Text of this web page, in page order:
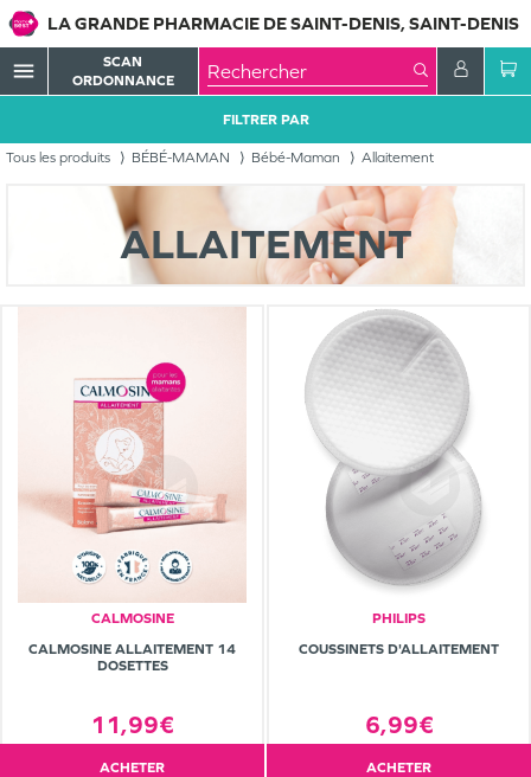
LA GRANDE PHARMACIE DE SAINT-DENIS, SAINT-DENIS
menu
SCAN
ORDONNANCE
Tous les produits BÉBÉ-MAMAN Bébé-Maman Allaitement
FILTRER PAR
ALLAITEMENT
CALMOSINE
CALMOSINE ALLAITEMENT 14
DOSETTES
11,99€
ACHETER
PHILIPS
COUSSINETS D'ALLAITEMENT
6,99€
ACHETER